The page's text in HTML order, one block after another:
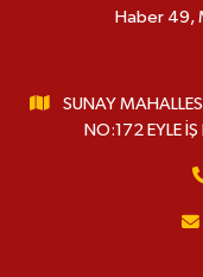
Haber 49,
SUNAY
NO:172 EYLE